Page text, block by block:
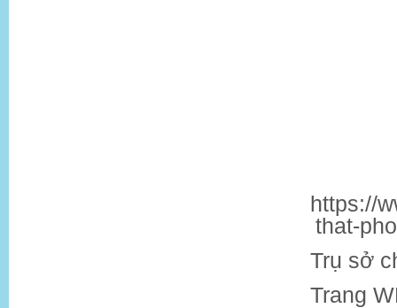
https://
that-
Trụ sở
Trang